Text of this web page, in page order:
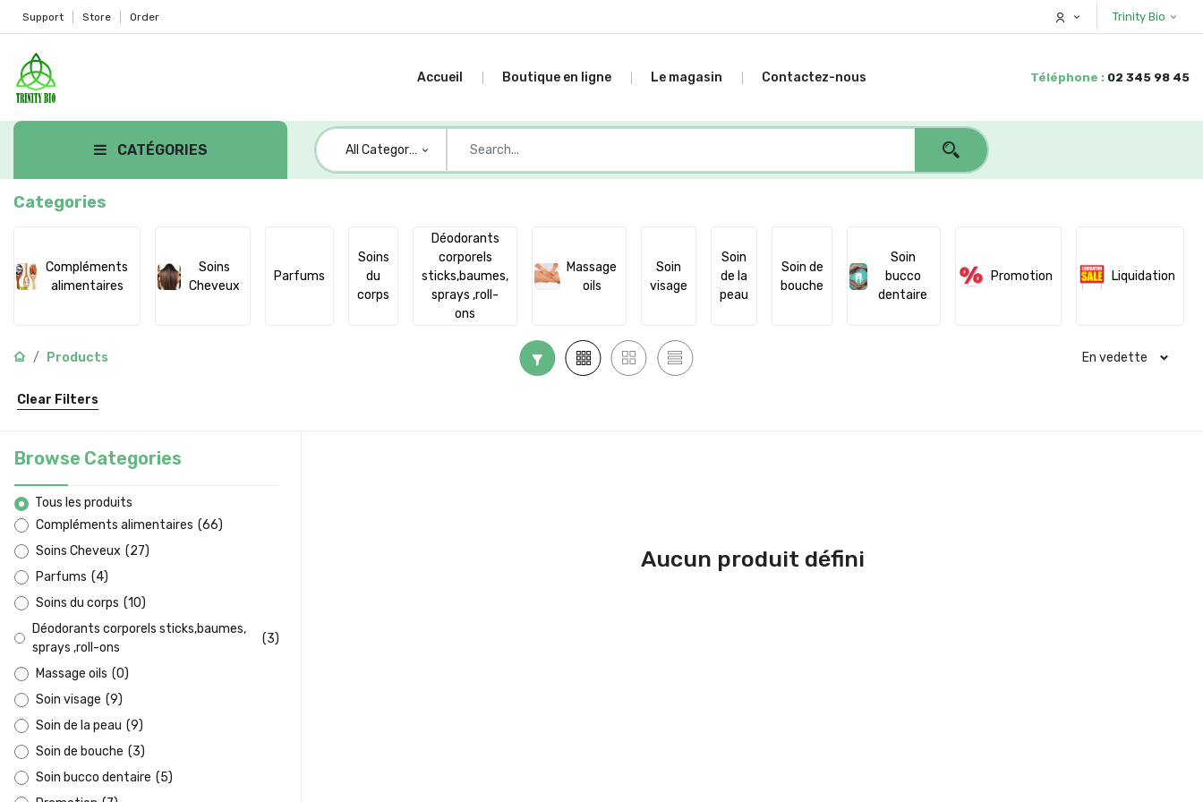
Support Store Order Trinity Bio
Accueil Boutique en ligne Le magasin Contactez-nous Téléphone : 02 345 98 45
CATÉGORIES All Categories
Categories
Compléments
alimentaires
Soins
Cheveux
Parfums
Soins
du
corps
Déodorants
corporels
sticks,baumes,
sprays ,roll-
ons
Massage
oils
Soin
visage
Soin
de la
peau
Soin de
bouche
Soin
bucco
dentaire
Promotion Liquidation
Products En vedette
Clear Filters
Browse Categories
Tous les produits
Compléments alimentaires (66)
Soins Cheveux (27)
Parfums (4)
Soins du corps (10)
Déodorants corporels sticks,baumes,
sprays ,roll-ons
(3)
Massage oils (0)
Soin visage (9)
Soin de la peau (9)
Soin de bouche (3)
Soin bucco dentaire (5)
Aucun produit défini